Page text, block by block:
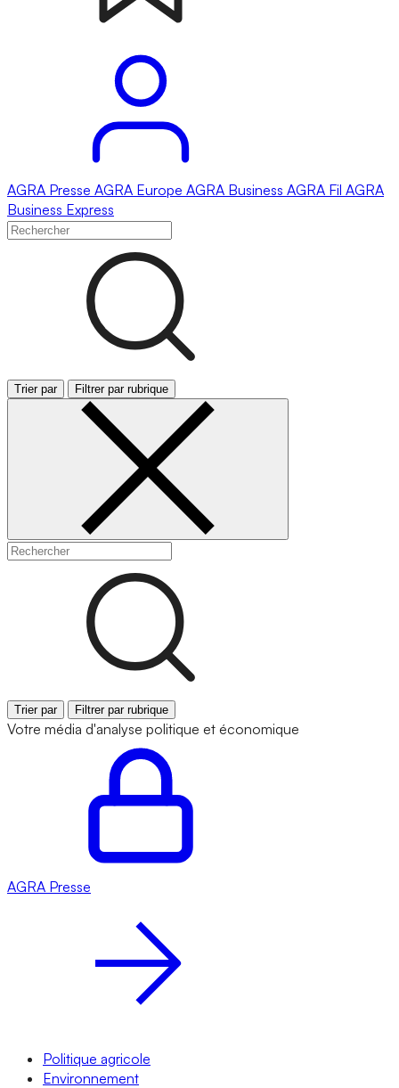
AGRA Presse AGRA Europe AGRA Business AGRA Fil AGRA
Business Express
Trier par Filtrer par rubrique
Trier par Filtrer par rubrique
Votre média d'analyse politique et économique
AGRA Presse
Politique agricole
Environnement